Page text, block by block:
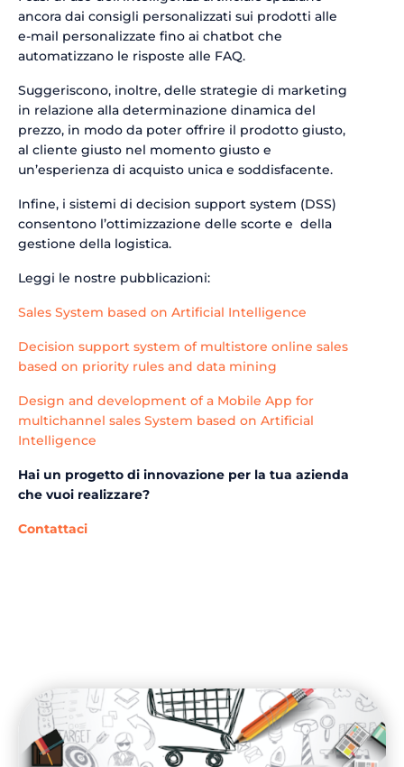
ancora dai consigli personalizzati sui prodotti alle
e-mail personalizzate fino ai chatbot che
automatizzano le risposte alle FAQ.
Suggeriscono, inoltre, delle strategie di marketing
in relazione alla determinazione dinamica del
prezzo, in modo da poter offrire il prodotto giusto,
al cliente giusto nel momento giusto e
un’esperienza di acquisto unica e soddisfacente.
Infine, i sistemi di decision support system (DSS)
consentono l’ottimizzazione delle scorte e della
gestione della logistica.
Leggi le nostre pubblicazioni:
Sales System based on Artificial Intelligence
Decision support system of multistore online sales
based on priority rules and data mining
Design and development of a Mobile App for
multichannel sales System based on Artificial
Intelligence
Hai un progetto di innovazione per la tua azienda
che vuoi realizzare?
Contattaci